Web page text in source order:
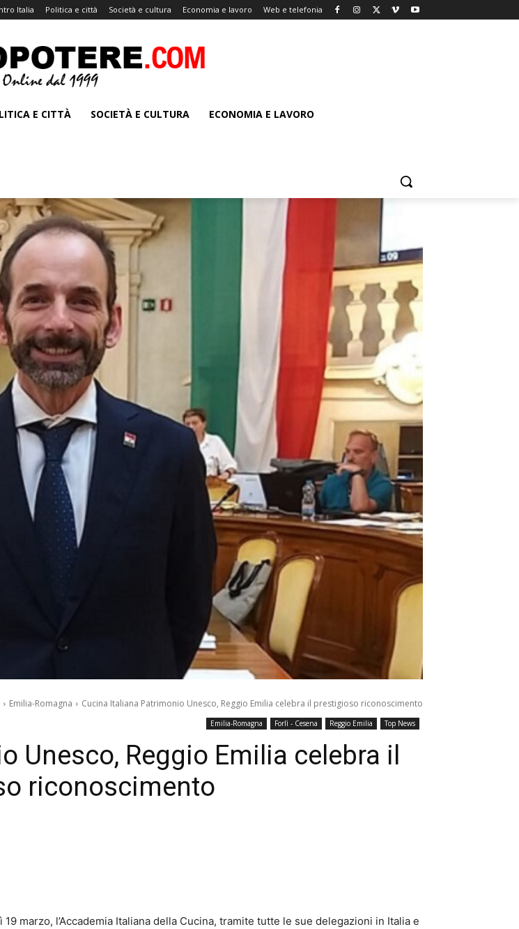
Italia Politica e città Società e cultura Economia e lavoro Web e telefonia
E CITTÀ SOCIETÀ E CULTURA ECONOMIA E LAVORO
Emilia-Romagna Cucina Italiana Patrimonio Unesco, Reggio Emilia celebra il prestigioso riconoscimento
Emilia-Romagna Forlì - Cesena Reggio Emilia Top News
Unesco, Reggio Emilia celebra il
riconoscimento
marzo, l’Accademia Italiana della Cucina, tramite tutte le sue delegazioni in Italia e